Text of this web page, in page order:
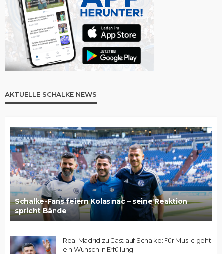
AKTUELLE SCHALKE NEWS
Schalke-Fans feiern Kolasinac – seine Reaktion
spricht Bände
Real Madrid zu Gast auf Schalke: Für Muslic geht
ein Wunsch in Erfüllung